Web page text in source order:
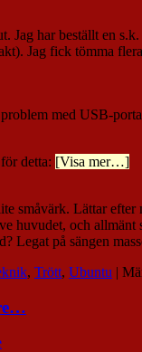
Jag har beställt en s.k.
Jag fick tömma
med USB-
detta: [Visa mer…]
småvärk. Lättar efter
huvudet, och allmänt
Legat på sängen
, Trött, Ubuntu |